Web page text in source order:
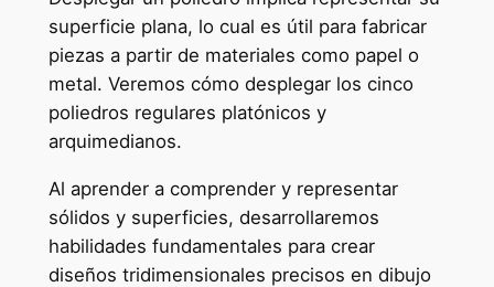
superficie plana, lo cual es útil para fabricar
piezas a partir de materiales como papel o
metal. Veremos cómo desplegar los cinco
poliedros regulares platónicos y
arquimedianos.
Al aprender a comprender y representar
sólidos y superficies, desarrollaremos
habilidades fundamentales para crear
diseños tridimensionales precisos en dibujo